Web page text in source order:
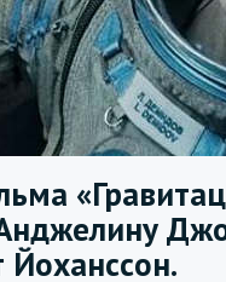
Йоханссон.